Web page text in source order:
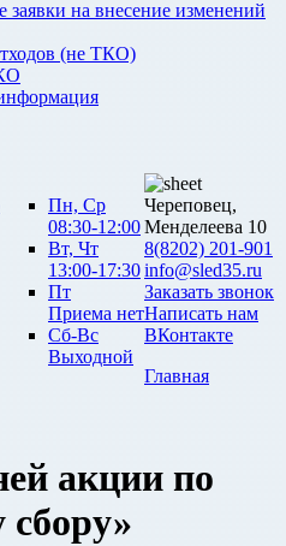
на внесение изменений
(не ТКО)
Пн, Ср
08:30-12:00
Вт, Чт
13:00-17:30
Пт
Приема нет
Сб-Вс
Выходной
Череповец,
Менделеева 10
8(8202) 201-901
info@sled35.ru
Заказать звонок
Написать нам
ВКонтакте
Главная
акции по